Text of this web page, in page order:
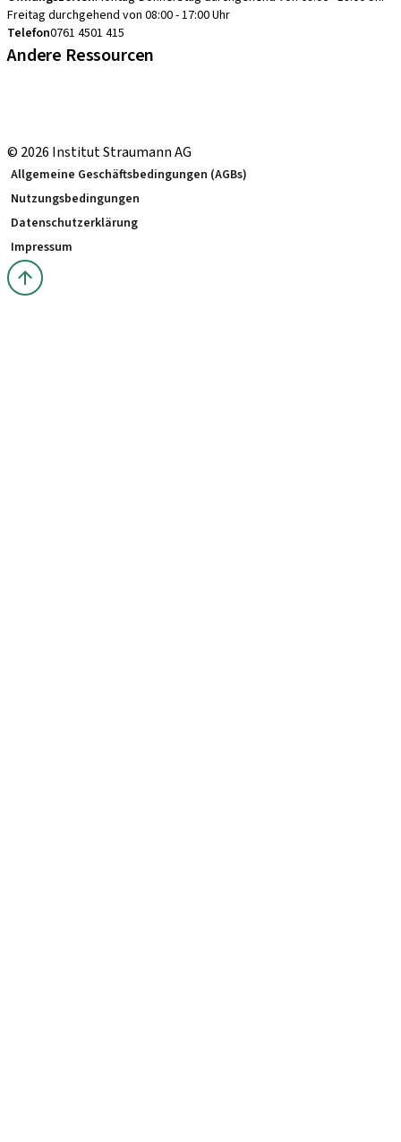
Freitag durchgehend von 08:00 - 17:00 Uhr
Telefon0761 4501 415
Andere Ressourcen
© 2026 Institut Straumann AG
Allgemeine Geschäftsbedingungen (AGBs)
Nutzungsbedingungen
Datenschutzerklärung
Impressum